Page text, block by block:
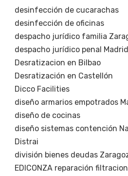
desinfección de cucarachas
desinfección de oficinas
despacho jurídico familia
despacho jurídico penal Madrid
Desratizacion en Bilbao
Desratización en Castellón
Dicco Facilities
diseño armarios empotrados
diseño de cocinas
diseño sistemas contención
Distrai
división bienes deudas
EDICONZA reparación